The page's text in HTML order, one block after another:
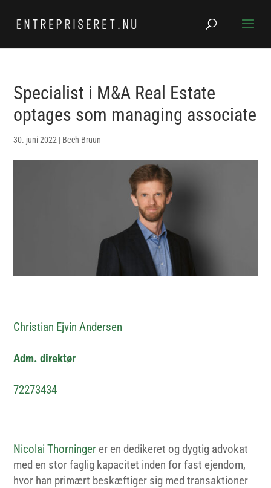
Specialist i M&A Real Estate
optages som managing associate
30. juni 2022 | Bech Bruun
Christian Ejvin Andersen
Adm. direktør
72273434
Nicolai Thorninger er en dedikeret og dygtig advokat
med en stor faglig kapacitet inden for fast ejendom,
hvor han primært beskæftiger sig med transaktioner